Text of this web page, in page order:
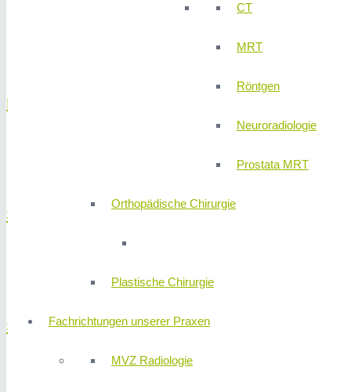
CT
MRT
Röntgen
Neuroradiologie
Prostata MRT
Orthopädische Chirurgie
Plastische Chirurgie
Fachrichtungen unserer Praxen
MVZ Radiologie
Magen
Schilddrüse
Schilddrüsenerkrankungen
Speiseröhre